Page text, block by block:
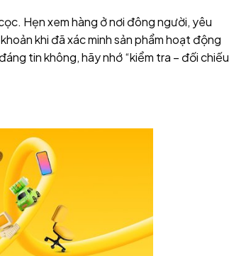
Hẹn xem hàng ở nơi đông người, yêu
khi đã xác minh sản phẩm hoạt động
tin không, hãy nhớ “kiểm tra – đối chiếu